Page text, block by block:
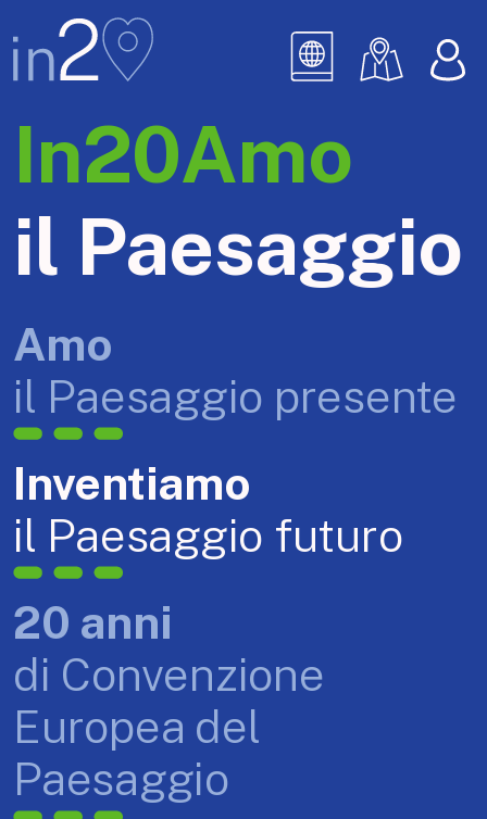
In20Amo
il Paesaggio
Amo
il Paesaggio presente
Inventiamo
il Paesaggio futuro
20 anni
di Convenzione
Europea del
Paesaggio